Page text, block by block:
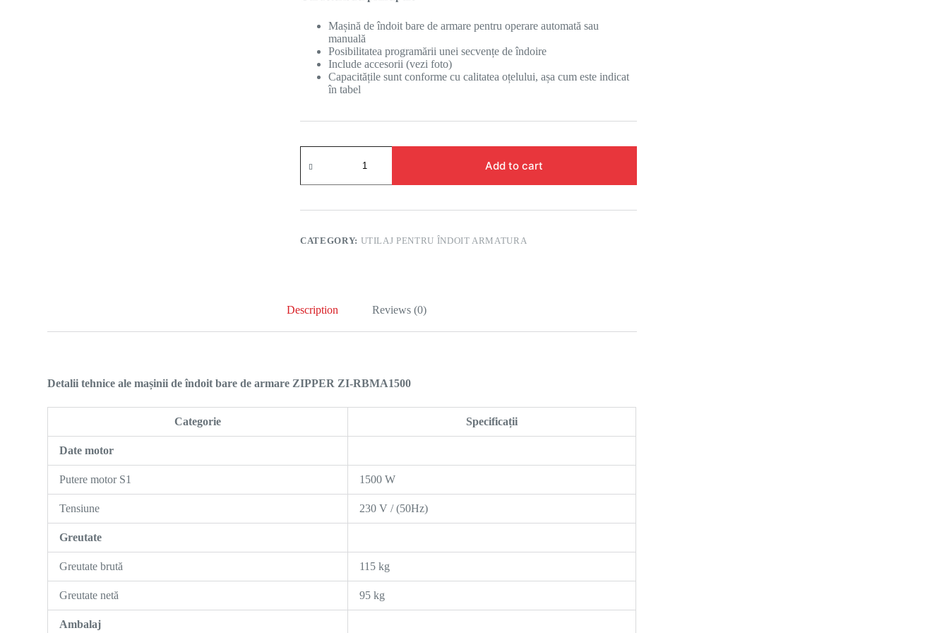
Mașină de îndoit bare de armare pentru operare automată sau
manuală
Posibilitatea programării unei secvențe de îndoire
Include accesorii (vezi foto)
Capacitățile sunt conforme cu calitatea oțelului, așa cum este indicat
în tabel
Add to cart
CATEGORY: UTILAJ PENTRU ÎNDOIT ARMATURA
Description Reviews (0)
Detalii tehnice ale mașinii de îndoit bare de armare ZIPPER ZI-RBMA1500
Categorie Specificații
Date motor
Putere motor S1 1500 W
Tensiune 230 V / (50Hz)
Greutate
Greutate brută 115 kg
Greutate netă 95 kg
Ambalaj